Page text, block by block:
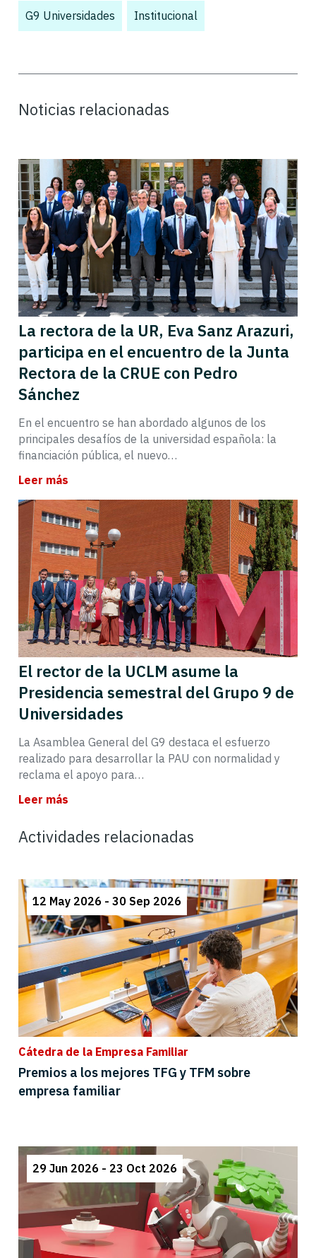
G9 Universidades Institucional
Noticias relacionadas
La rectora de la UR, Eva Sanz Arazuri,
participa en el encuentro de la Junta
Rectora de la CRUE con Pedro
Sánchez
En el encuentro se han abordado algunos de los
principales desafíos de la universidad española: la
financiación pública, el nuevo…
Leer más
El rector de la UCLM asume la
Presidencia semestral del Grupo 9 de
Universidades
La Asamblea General del G9 destaca el esfuerzo
realizado para desarrollar la PAU con normalidad y
reclama el apoyo para…
Leer más
Actividades relacionadas
12 May 2026 - 30 Sep 2026
Cátedra de la Empresa Familiar
Premios a los mejores TFG y TFM sobre
empresa familiar
29 Jun 2026 - 23 Oct 2026